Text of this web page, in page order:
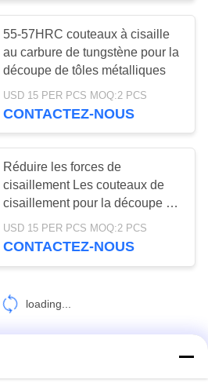
55-57HRC couteaux à cisaille
au carbure de tungstène pour la
découpe de tôles métalliques
USD 15 PER PCS MOQ:2 PCS
CONTACTEZ-NOUS
Réduire les forces de
cisaillement Les couteaux de
cisaillement pour la découpe de
tôles métalliques
USD 15 PER PCS MOQ:2 PCS
CONTACTEZ-NOUS
loading...